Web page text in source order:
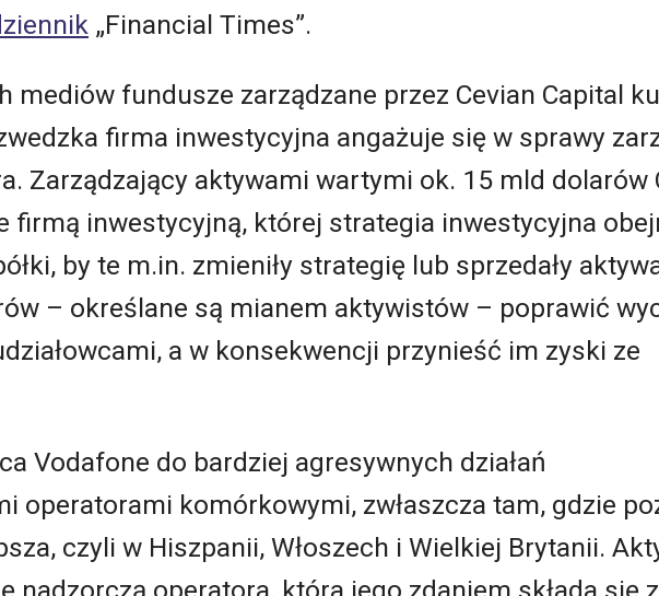
„Financial Times”.
mediów fundusze zarządzane przez Cevian Capital
firma inwestycyjna angażuje się w sprawy
Zarządzający aktywami wartymi ok. 15 mld dolarów
firmą inwestycyjną, której strategia inwestycyjna
by te m.in. zmieniły strategię lub sprzedały
– określane są mianem aktywistów – poprawić
a w konsekwencji przynieść im zyski ze
Vodafone do bardziej agresywnych działań
operatorami komórkowymi, zwłaszcza tam, gdzie
czyli w Hiszpanii, Włoszech i Wielkiej Brytanii.